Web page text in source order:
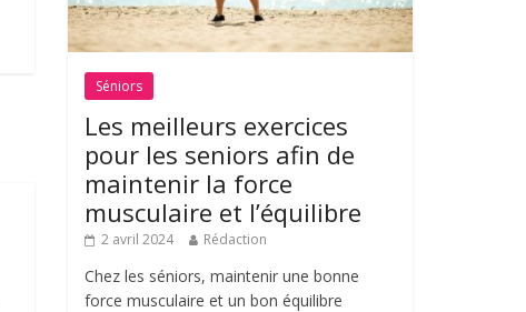
Séniors
Les meilleurs exercices
pour les seniors afin de
maintenir la force
musculaire et l’équilibre
2 avril 2024 Rédaction
Chez les séniors, maintenir une bonne
force musculaire et un bon équilibre